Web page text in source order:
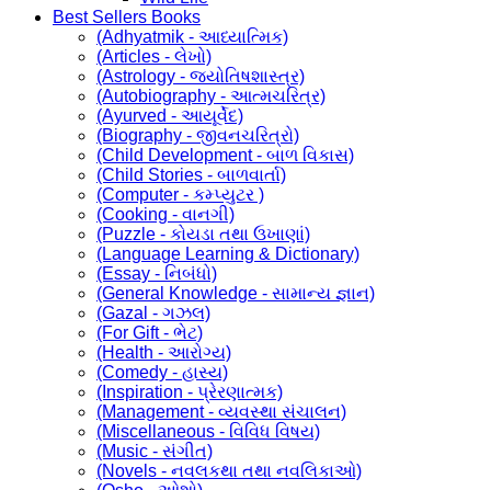
Best Sellers Books
(Adhyatmik - આધ્યાત્મિક)
(Articles - લેખો)
(Astrology - જ્યોતિષશાસ્ત્ર)
(Autobiography - આત્મચરિત્ર)
(Ayurved - આયૂર્વેદ)
(Biography - જીવનચરિત્રો)
(Child Development - બાળ વિકાસ)
(Child Stories - બાળવાર્તા)
(Computer - કમ્પ્યુટર )
(Cooking - વાનગી)
(Puzzle - કોયડા તથા ઉખાણાં)
(Language Learning & Dictionary)
(Essay - નિબંધો)
(General Knowledge - સામાન્ય જ્ઞાન)
(Gazal - ગઝલ)
(For Gift - ભેટ)
(Health - આરોગ્ય)
(Comedy - હાસ્ય)
(Inspiration - પ્રેરણાત્મક)
(Management - વ્યવસ્થા સંચાલન)
(Miscellaneous - વિવિધ વિષય)
(Music - સંગીત)
(Novels - નવલકથા તથા નવલિકાઓ)